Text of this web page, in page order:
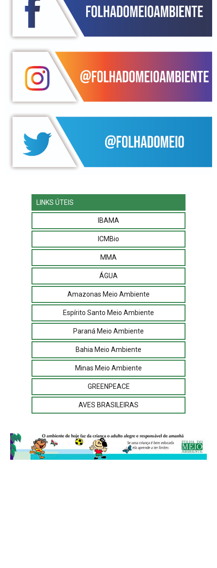
LINKS ÚTEIS
IBAMA
ICMBio
MMA
ÁGUA
Amazonas Meio Ambiente
Espírito Santo Meio Ambiente
Paraná Meio Ambiente
Bahia Meio Ambiente
Minas Meio Ambiente
GREENPEACE
AVES BRASILEIRAS